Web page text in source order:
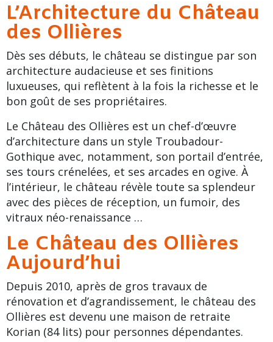
L’Architecture du Château
des Ollières
Dès ses débuts, le château se distingue par son
architecture audacieuse et ses finitions
luxueuses, qui reflètent à la fois la richesse et le
bon goût de ses propriétaires.
Le Château des Ollières est un chef-d’œuvre
d’architecture dans un style Troubadour-
Gothique avec, notamment, son portail d’entrée,
ses tours crénelées, et ses arcades en ogive. À
l’intérieur, le château révèle toute sa splendeur
avec des pièces de réception, un fumoir, des
vitraux néo-renaissance …
Le Château des Ollières
Aujourd’hui
Depuis 2010, après de gros travaux de
rénovation et d’agrandissement, le château des
Ollières est devenu une maison de retraite
Korian (84 lits) pour personnes dépendantes.